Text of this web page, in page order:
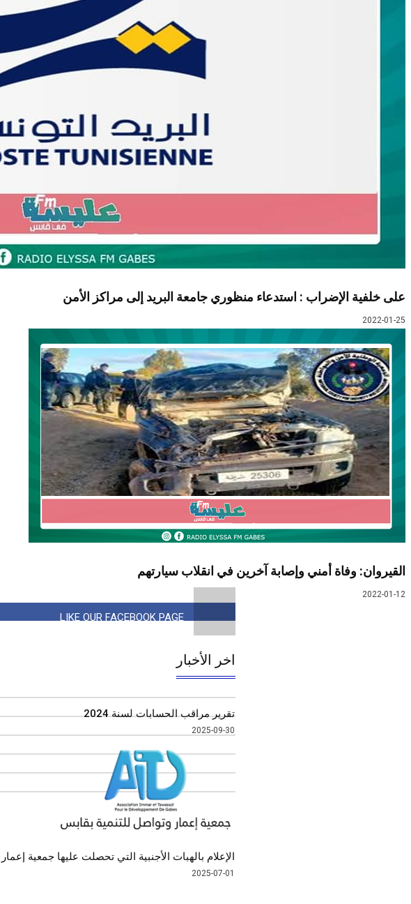
على خلفية الإضراب : استدعاء منظوري جامعة البريد إلى مراكز الأمن
2022-01-25
القيروان: وفاة أمني وإصابة آخرين في انقلاب سيارتهم
2022-01-12
LIKE OUR FACEBOOK PAGE
2760 LIKES
5065 LIKES
اخر الأخبار
تقرير مراقب الحسابات لسنة 2024
2025-09-30
الإعلام بالهبات الأجنبية التي تحصلت عليها جمعية إعمار و
2025-07-01